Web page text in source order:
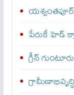
యశ్వంతపూర్
పేరుకే హెడ్
గ్రీన్